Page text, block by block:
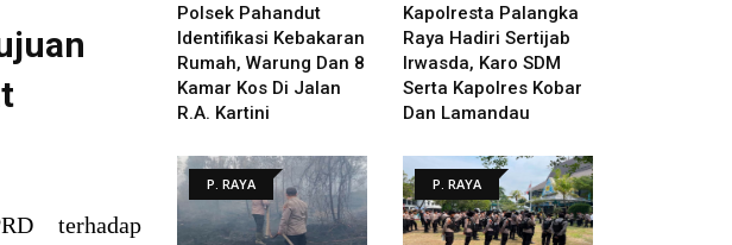
terhadap
Polsek Pahandut
Identifikasi Kebakaran
Rumah, Warung Dan 8
Kamar Kos Di Jalan
R.A. Kartini
Kapolresta Palangka
Raya Hadiri Sertijab
Irwasda, Karo SDM
Serta Kapolres Kobar
Dan Lamandau
P. RAYA P. RAYA